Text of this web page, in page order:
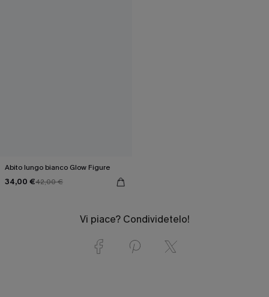
Abito lungo bianco Glow Figure
34,00 €42,00 €
Vi piace? Condividetelo!